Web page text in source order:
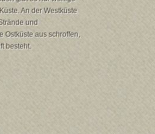
An der Westküste
und
Ostküste aus schroffen,
besteht.